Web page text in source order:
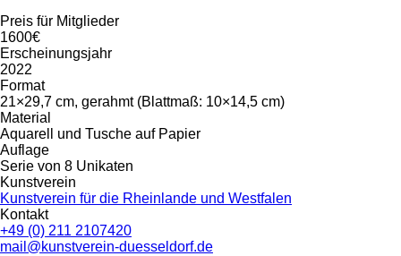
Preis für Mitglieder
1600€
Erscheinungsjahr
2022
Format
21×29,7 cm, gerahmt (Blattmaß: 10×14,5 cm)
Material
Aquarell und Tusche auf Papier
Auflage
Serie von 8 Unikaten
Kunstverein
Kunstverein für die Rheinlande und Westfalen
Kontakt
+49 (0) 211 2107420
mail@kunstverein-duesseldorf.de